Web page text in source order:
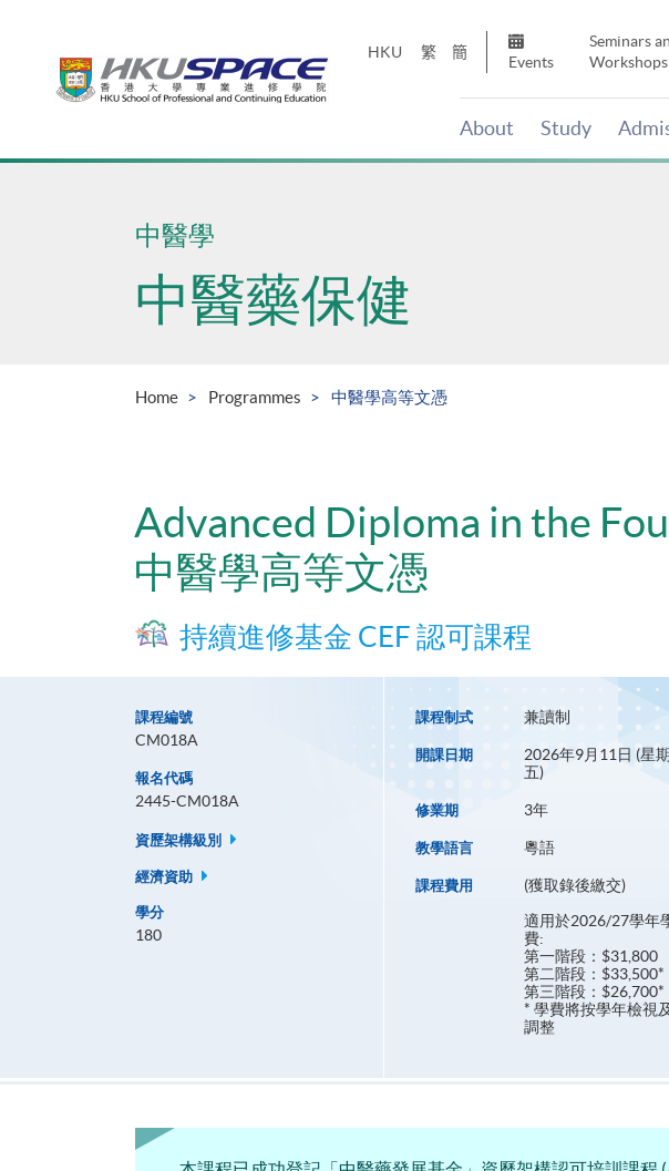
HKU 繁 簡
Events
Seminars
Workshops
About Study
Main
中醫學
中醫藥保健
Home Programmes 中醫學高等文憑
Advanced Diploma in the
中醫學高等文憑
持續進修基金 CEF 認可課程
課程編號
CM018A
報名代碼
2445-CM018A
資歷架構級別
經濟資助
學分
180
課程制式 兼讀制
開課日期
2026年9月11日 (星期
五)
修業期 3年
教學語言 粵語
課程費用
(獲取錄後繳交)
適用於2026/27學年
費:
第一階段：$31,800
第二階段：$33,500*
第三階段：$26,700*
* 學費將按學年檢視
調整